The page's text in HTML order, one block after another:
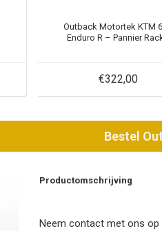
Outback Motortek KTM
Enduro R – Pannier
€322,00
Bestel
Productomschrijving
Neem contact met ons op